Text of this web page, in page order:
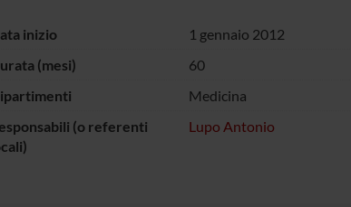
inizio
1 gennaio 2012
(mesi)
60
Medicina
(o referenti
Lupo Antonio